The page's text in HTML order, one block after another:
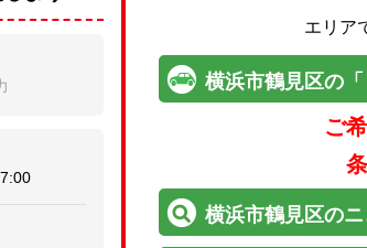
エリア
横浜市鶴見区の
ご
横浜市鶴見区の